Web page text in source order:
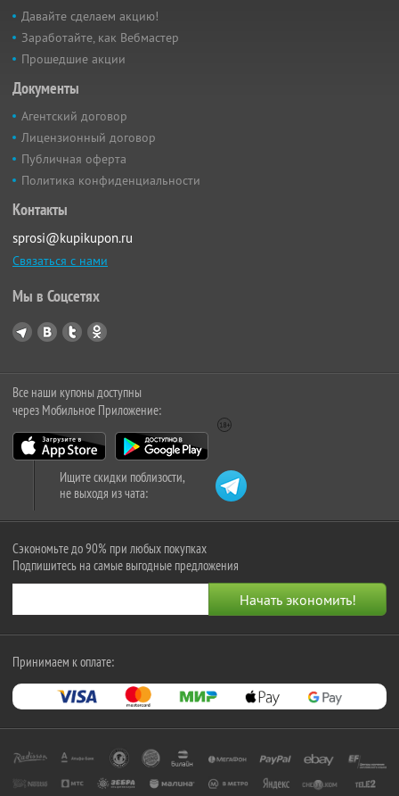
Давайте сделаем акцию!
Заработайте, как Вебмастер
Прошедшие акции
Документы
Агентский договор
Лицензионный договор
Публичная оферта
Политика конфиденциальности
Контакты
sprosi@kupikupon.ru
Связаться с нами
Мы в Соцсетях
Все наши купоны доступны
через Мобильное Приложение:
Ищите скидки поблизости,
не выходя из чата:
Сэкономьте до 90% при любых покупках
Подпишитесь на самые выгодные предложения
Принимаем к оплате: